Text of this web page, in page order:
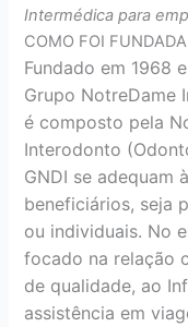
Intermédica para
COMO FOI
Fundado em 1968
Grupo NotreDame
é composto pela
Interodonto
GNDI se adequam
beneficiários, seja
ou individuais. No
focado na relação
de qualidade, ao
assistência em